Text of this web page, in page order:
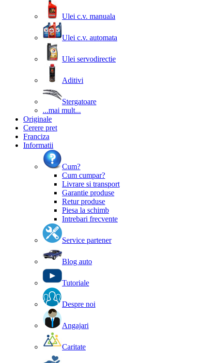
Ulei c.v. manuala
Ulei c.v. automata
Ulei servodirectie
Aditivi
Stergatoare
...mai mult...
Originale
Cerere pret
Franciza
Informatii
Cum?
Cum cumpar?
Livrare si transport
Garantie produse
Retur produse
Piesa la schimb
Intrebari frecvente
Service partener
Blog auto
Tutoriale
Despre noi
Angajari
Caritate